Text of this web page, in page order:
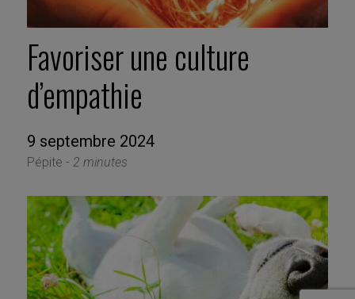
Favoriser une culture
d’empathie
9 septembre 2024
Pépite - 2 minutes